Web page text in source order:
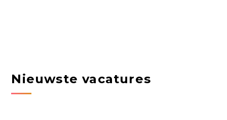
Nieuwste vacatures